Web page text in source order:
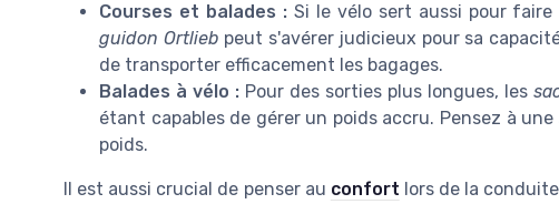
Courses et balades :Si le vélo sert aussi pour
guidon Ortlieb peut s'avérer judicieux pour sa
de transporter efficacement les bagages.
Balades à vélo : Pour des sorties plus longues, les
étant capables de gérer un poids accru. Pensez à une
poids.
Il est aussi crucial de penser au confort lors de la